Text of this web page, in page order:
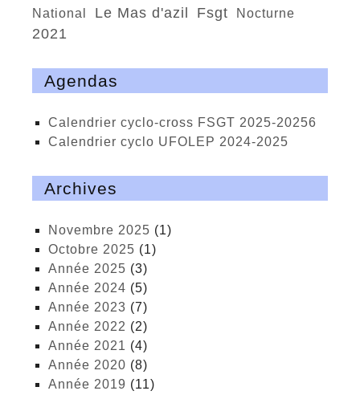
national Le Mas d'azil fsgt nocturne
2021
Agendas
calendrier cyclo-cross FSGT 2025-20256
calendrier cyclo UFOLEP 2024-2025
Archives
novembre 2025 (1)
octobre 2025 (1)
année 2025 (3)
année 2024 (5)
année 2023 (7)
année 2022 (2)
année 2021 (4)
année 2020 (8)
année 2019 (11)